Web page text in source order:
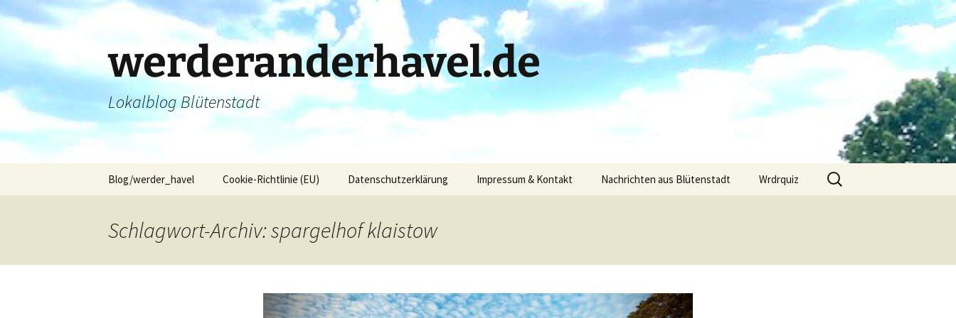
Zum
Inhalt
springen
werderanderhavel.de
Lokalblog Blütenstadt
Blog/werder_havel Cookie-Richtlinie (EU) Datenschutzerklärung Impressum & Kontakt Nachrichten aus Blütenstadt Wrdrquiz
Suchen
nach:
Schlagwort-Archiv: spargelhof klaistow